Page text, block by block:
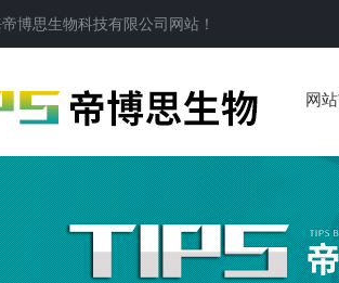
帝博思生物科技有限公司 网站！
网